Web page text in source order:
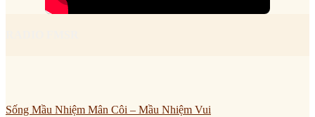
Sống Mầu Nhiệm Mân Côi – Mầu Nhiệm Vui